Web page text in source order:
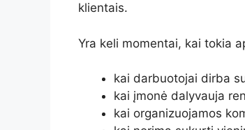
klientais.
Yra keli momentai, kai tokia
kai darbuotojai dirba
kai įmonė dalyvauja
kai organizuojamos